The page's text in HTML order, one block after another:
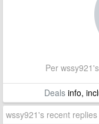
Per
Dealsinfo,
wssy921's recent replies